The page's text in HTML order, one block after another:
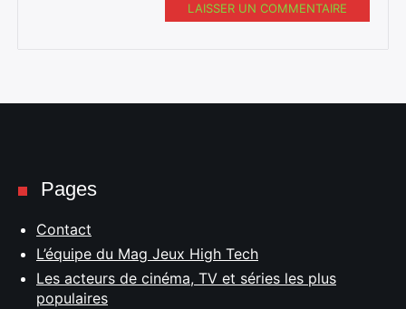
LAISSER UN COMMENTAIRE
Pages
Contact
L’équipe du Mag Jeux High Tech
Les acteurs de cinéma, TV et séries les plus
populaires